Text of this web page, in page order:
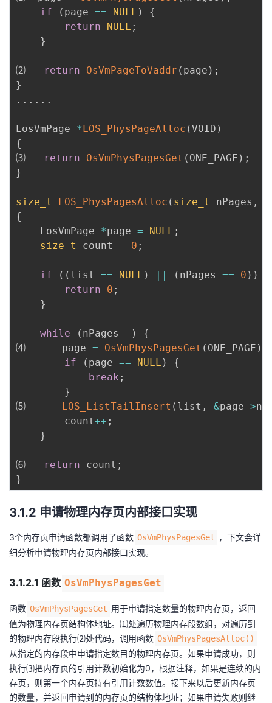
if
( page == NULL )
{
return
NULL ;
}
⑵ return OsVmPageToVaddr ( page ) ;
}
. . . . . .
LosVmPage *LOS_PhysPageAlloc (VOID )
{
⑶
return OsVmPhysPagesGet ( ONE_PAGE ) ;
}
size_t LOS_PhysPagesAlloc ( size_t nPages ,
{
    LosVmPage
*page = NULL ;
size_t
count = 0 ;
if ( ( list == NULL ) || ( nPages == 0 ) )
return
0 ;
}
while ( nPages -- )
{
⑷      page = OsVmPhysPagesGet ( ONE_PAGE )
if
( page == NULL )
{
break ;
}
⑸ LOS_ListTailInsert ( list , &page->
        count
++ ;
}
⑹ return count ;
}
3.1.2 申请物理内存页内部接口实现
3个内存页申请函数都调用了函数 OsVmPhysPagesGet ，下文会详
细分析申请物理内存页内部接口实现。
3.1.2.1 函数 OsVmPhysPagesGet
函数 OsVmPhysPagesGet 用于申请指定数量的物理内存页，返回
值为物理内存页结构体地址。⑴处遍历物理内存段数组，对遍历到
的物理内存段执行⑵处代码，调用函数 OsVmPhysPagesAlloc()
从指定的内存段中申请指定数目的物理内存页。如果申请成功，则
执行⑶把内存页的引用计数初始化为0，根据注释，如果是连续的内
存页，则第一个内存页持有引用计数数值。接下来以后更新内存页
的数量，并返回申请到的内存页的结构体地址；如果申请失败则继